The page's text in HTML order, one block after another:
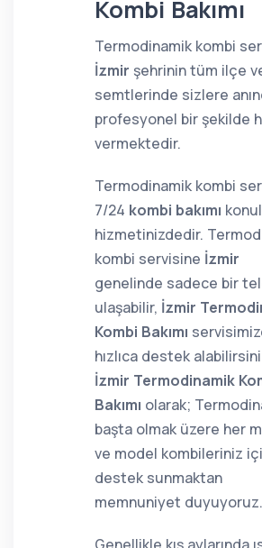
Kombi Bakımı
Termodinamik kombi
İzmir şehrinin tüm ilçe
semtlerinde sizlere
profesyonel bir şekilde
vermektedir.
Termodinamik kombi
7/24 kombi bakımı
hizmetinizdedir.
kombi servisine İzmir
genelinde sadece bir
ulaşabilir, İzmir
Kombi Bakımı
hızlıca destek
İzmir Termodinamik
Bakımı olarak;
başta olmak üzere her
ve model kombileriniz
destek sunmaktan
memnuniyet duyuyoruz.